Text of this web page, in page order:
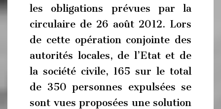
les obligations prévues par la
circulaire de 26 août 2012. Lors
de cette opération conjointe des
autorités locales, de l’Etat et de
la société civile, 165 sur le total
de 350 personnes expulsées se
sont vues proposées une solution